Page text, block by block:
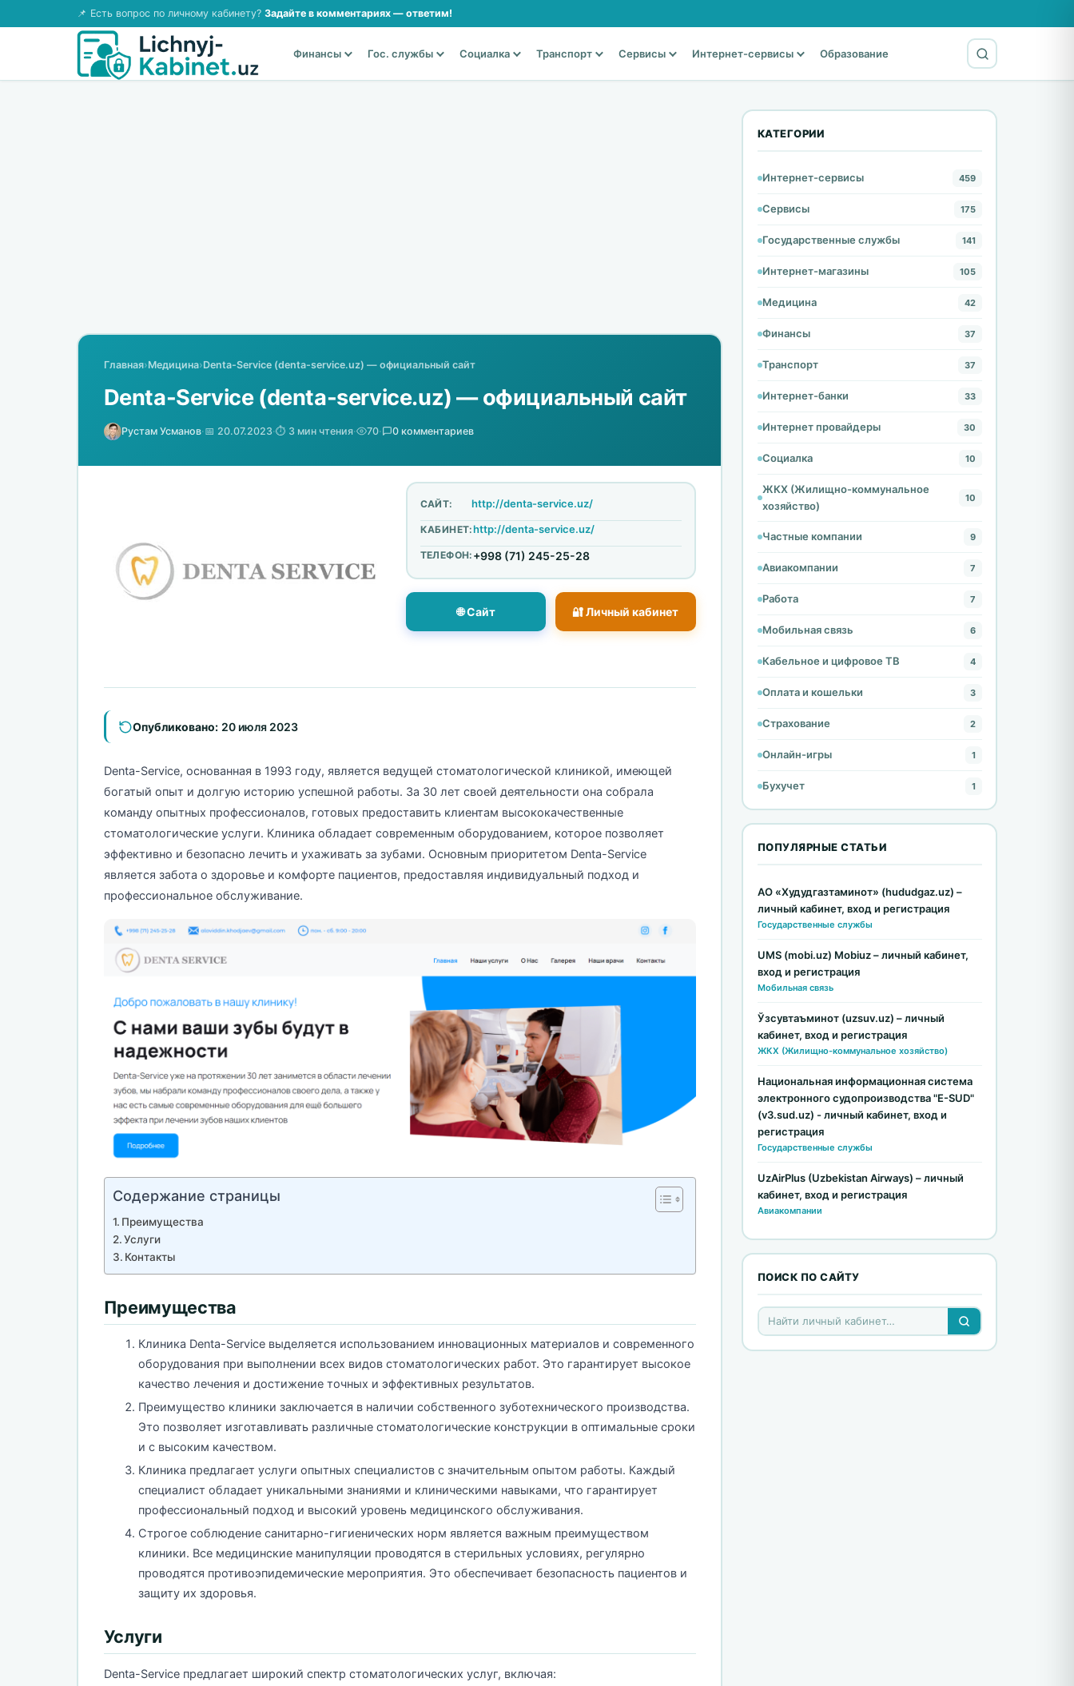
📌 Есть вопрос по личному кабинету? Задайте в комментариях — ответим!
Финансы Гос. службы Социалка Транспорт Сервисы Интернет-сервисы Образование
Главная›Медицина›Denta-Service (denta-service.uz) — официальный сайт
Denta-Service (denta-service.uz) — официальный сайт
Рустам Усманов·📅 20.07.2023·⏱️ 3 мин чтения· 70· 0 комментариев
САЙТ: http://denta-service.uz/
КАБИНЕТ:http://denta-service.uz/
ТЕЛЕФОН: +998 (71) 245-25-28
🌐 Сайт 🔐 Личный кабинет
Опубликовано: 20 июля 2023
Denta-Service, основанная в 1993 году, является ведущей стоматологической клиникой, имеющей
богатый опыт и долгую историю успешной работы. За 30 лет своей деятельности она собрала
команду опытных профессионалов, готовых предоставить клиентам высококачественные
стоматологические услуги. Клиника обладает современным оборудованием, которое позволяет
эффективно и безопасно лечить и ухаживать за зубами. Основным приоритетом Denta-Service
является забота о здоровье и комфорте пациентов, предоставляя индивидуальный подход и
профессиональное обслуживание.
Содержание страницы
Преимущества
Услуги
Контакты
Преимущества
Клиника Denta-Service выделяется использованием инновационных материалов и современного
оборудования при выполнении всех видов стоматологических работ. Это гарантирует высокое
качество лечения и достижение точных и эффективных результатов.
Преимущество клиники заключается в наличии собственного зуботехнического производства.
Это позволяет изготавливать различные стоматологические конструкции в оптимальные сроки
и с высоким качеством.
Клиника предлагает услуги опытных специалистов с значительным опытом работы. Каждый
специалист обладает уникальными знаниями и клиническими навыками, что гарантирует
профессиональный подход и высокий уровень медицинского обслуживания.
Строгое соблюдение санитарно-гигиенических норм является важным преимуществом
клиники. Все медицинские манипуляции проводятся в стерильных условиях, регулярно
проводятся противоэпидемические мероприятия. Это обеспечивает безопасность пациентов и
защиту их здоровья.
Услуги
Denta-Service предлагает широкий спектр стоматологических услуг, включая:
КАТЕГОРИИ
Интернет-сервисы 459
Сервисы 175
Государственные службы 141
Интернет-магазины 105
Медицина 42
Финансы 37
Транспорт 37
Интернет-банки 33
Интернет провайдеры 30
Социалка 10
ЖКХ (Жилищно-коммунальное
хозяйство)
10
Частные компании 9
Авиакомпании 7
Работа 7
Мобильная связь 6
Кабельное и цифровое ТВ 4
Оплата и кошельки 3
Страхование 2
Онлайн-игры 1
Бухучет 1
ПОПУЛЯРНЫЕ СТАТЬИ
АО «Худудгазтаминот» (hududgaz.uz) –
личный кабинет, вход и регистрация
Государственные службы
UMS (mobi.uz) Mobiuz – личный кабинет,
вход и регистрация
Мобильная связь
Ўзсувтаъминот (uzsuv.uz) – личный
кабинет, вход и регистрация
ЖКХ (Жилищно-коммунальное хозяйство)
Национальная информационная система
электронного судопроизводства "E-SUD"
(v3.sud.uz) - личный кабинет, вход и
регистрация
Государственные службы
UzAirPlus (Uzbekistan Airways) – личный
кабинет, вход и регистрация
Авиакомпании
ПОИСК ПО САЙТУ